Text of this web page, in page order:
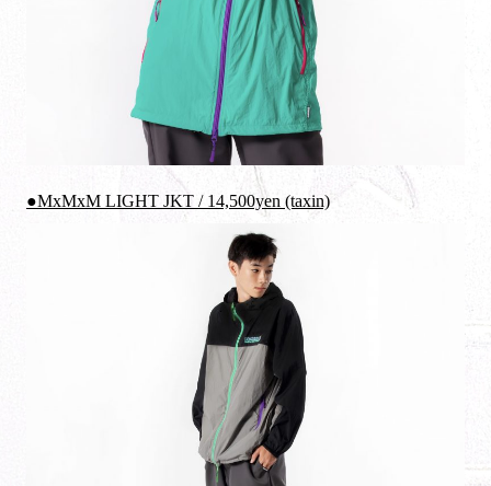
●MxMxM LIGHT JKT / 14,500yen (taxin)